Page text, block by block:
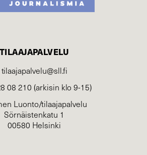
TILAAJAPALVELU
tilaajapalvelu@sll.fi
08 210 (arkisin klo 9-15)
Luonto/tilaajapalvelu
Sörnäistenkatu 1
00580 Helsinki